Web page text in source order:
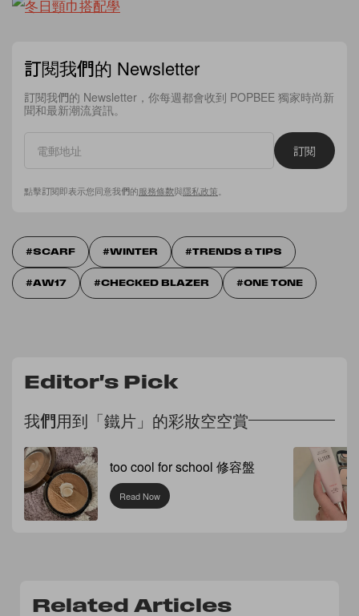
訂閱我們的 Newsletter
訂閱我們的 Newsletter，你每週都會收到 POPBEE 獨家時尚新
聞和最新潮流資訊。
訂閱
點擊訂閱即表示您同意我們的服務條款與隱私政策
SCARF WINTER TRENDS & TIPS
AW17 CHECKED BLAZER ONE TONE
Editor's Pick
我們用到「鐵片」的彩妝空空賞
too cool for school 修容盤
Read Now
Related Articles